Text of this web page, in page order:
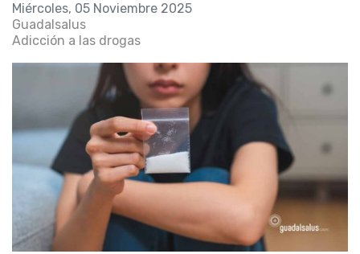
Miércoles, 05 Noviembre 2025
Guadalsalus
Adicción a las drogas